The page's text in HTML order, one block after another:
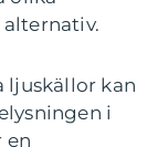
ljuskällor kan
i
en